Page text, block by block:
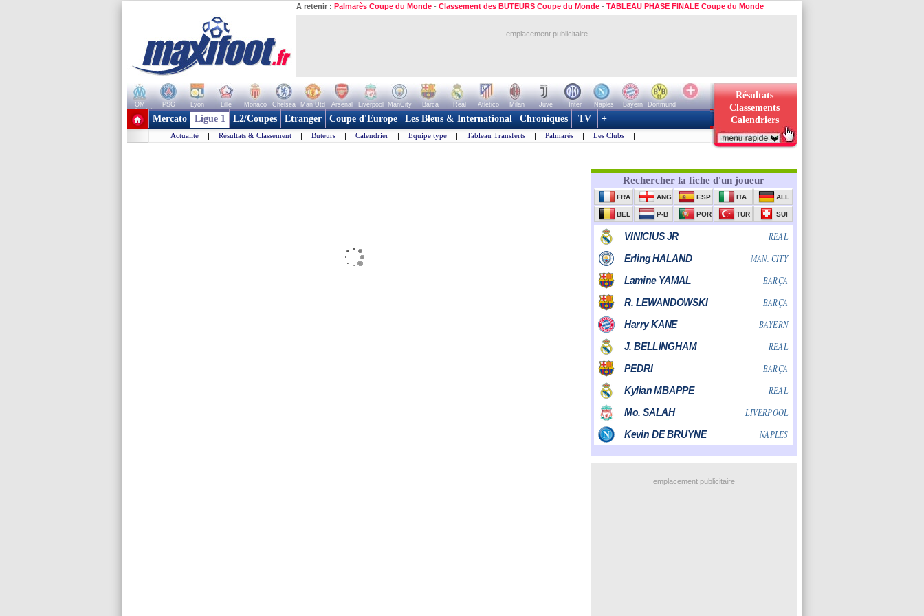
A retenir : Palmarès Coupe du Monde - Classement des BUTEURS Coupe du Monde - TABLEAU PHASE FINALE Coupe du Monde
emplacement publicitaire
OM PSG Lyon Lille Monaco Chelsea Man Utd Arsenal Liverpool ManCity Barca Real Atletico Milan Juve Inter Naples Bayern
Dortmund
+ de clubs
Résultats
Classements
Calendriers
Mercato Ligue 1 L2/Coupes Etranger Coupe d'Europe Les Bleus & International Chroniques TV +
Actualité | Résultats & Classement | Buteurs | Calendrier | Equipe type | Tableau Transferts | Palmarès | Les Clubs |
emplacement publicitaire